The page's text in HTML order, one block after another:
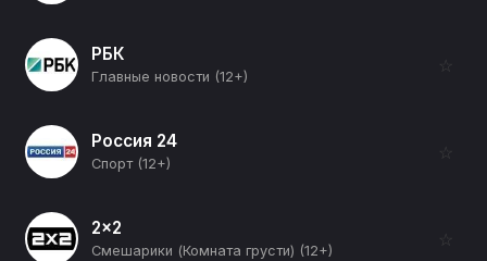
РБК
Главные новости (12+)
☆
Россия 24
Спорт (12+)
☆
2x2
Смешарики (Комната грусти) (12+)
☆